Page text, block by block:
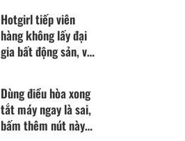
nào cũng chín tới, lại
chẳng lo có giòi
Hotgirl tiếp viên
hàng không lấy đại
gia bất động sản, vừa
đẹp nõn nà, có 1
triệu người yêu thích
Dùng điều hòa xong
tắt máy ngay là sai,
bấm thêm nút này